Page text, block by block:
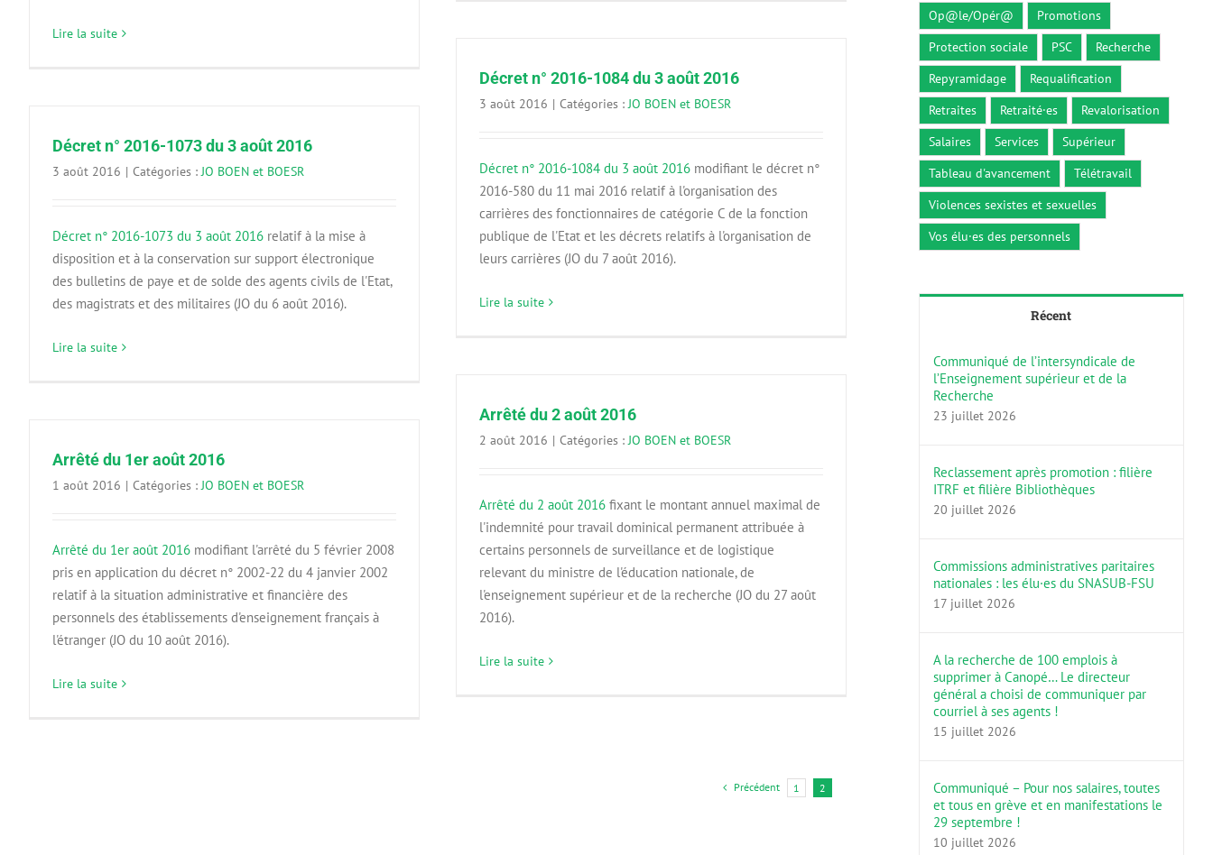
Lire la suite
Décret n° 2016-1084 du 3 août 2016
3 août 2016 | Catégories :JO BOEN et BOESR
Décret n° 2016-1084 du 3 août 2016 modifiant le décret n°
2016-580 du 11 mai 2016 relatif à l'organisation des
carrières des fonctionnaires de catégorie C de la fonction
publique de l'Etat et les décrets relatifs à l'organisation de
leurs carrières (JO du 7 août 2016).
Lire la suite
Décret n° 2016-1073 du 3 août 2016
3 août 2016 | Catégories :JO BOEN et BOESR
Décret n° 2016-1073 du 3 août 2016 relatif à la mise à
disposition et à la conservation sur support électronique
des bulletins de paye et de solde des agents civils de l'Etat,
des magistrats et des militaires (JO du 6 août 2016).
Lire la suite
Arrêté du 2 août 2016
2 août 2016 | Catégories :JO BOEN et BOESR
Arrêté du 2 août 2016 fixant le montant annuel maximal de
l'indemnité pour travail dominical permanent attribuée à
certains personnels de surveillance et de logistique
relevant du ministre de l'éducation nationale, de
l'enseignement supérieur et de la recherche (JO du 27 août
2016).
Lire la suite
Arrêté du 1er août 2016
1 août 2016 | Catégories :JO BOEN et BOESR
Arrêté du 1er août 2016 modifiant l'arrêté du 5 février 2008
pris en application du décret n° 2002-22 du 4 janvier 2002
relatif à la situation administrative et financière des
personnels des établissements d'enseignement français à
l'étranger (JO du 10 août 2016).
Lire la suite
Précédent 1 2
Op@le/Opér@
Promotions
Protection sociale
PSC
Recherche
Repyramidage
Requalification
Retraites
Retraité·es
Revalorisation
Salaires
Services
Supérieur
Tableau d'avancement
Télétravail
Violences sexistes et sexuelles
Vos élu·es des personnels
Récent
Communiqué de l’intersyndicale de
l’Enseignement supérieur et de la
Recherche
23 juillet 2026
Reclassement après promotion : filière
ITRF et filière Bibliothèques
20 juillet 2026
Commissions administratives paritaires
nationales : les élu·es du SNASUB-FSU
17 juillet 2026
A la recherche de 100 emplois à
supprimer à Canopé… Le directeur
général a choisi de communiquer par
courriel à ses agents !
15 juillet 2026
Communiqué – Pour nos salaires, toutes
et tous en grève et en manifestations le
29 septembre !
10 juillet 2026